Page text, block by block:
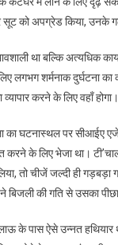
को अपग्रेड किया, उनके
था बल्कि अत्यधिक
लगभग शर्मनाक
करने के लिए वहाँ होगा।
का घटनास्थल पर सीआईए
करने के लिए भेजा था।
तो चीजें जल्दी ही
बिजली की गति से उसका
के पास ऐसे उन्नत